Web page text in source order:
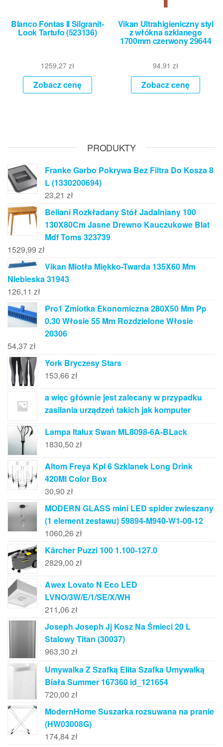
Blanco Fontas II Silgranit-
Look Tartufo (523136)
1259,27 zł
Zobacz cenę
Vikan Ultrahigieniczny styl
z włókna szklanego
1700mm czerwony 29644
94,91zł
Zobacz cenę
PRODUKTY
Franke Garbo Pokrywa Bez Filtra Do Kosza 8
L (1330200694)
23,21 zł
Beliani Rozkładany Stół Jadalniany 100
130X80Cm Jasne Drewno Kauczukowe Blat
Mdf Toms 323739
1529,99 zł
Vikan Miotła Miękko-Twarda 135X60 Mm
Niebieska 31943
126,11 zł
Pro1 Zmiotka Ekonomiczna 280X50 Mm Pp
0.30 Włosie 55 Mm Rozdzielone Włosie
20306
54,37zł
York Bryczesy Stars
153,66 zł
a więc głównie jest zalecany w przypadku
zasilania urządzeń takich jak komputer
Lampa Italux Swan ML8098-6A-BLack
1830,50 zł
Altom Freya Kpl 6 Szklanek Long Drink
420Ml Color Box
30,90 zł
MODERN GLASS mini LED spider zwieszany
(1 element zestawu) 59894-M940-W1-00-12
1060,26 zł
Kärcher Puzzi 100 1.100-127.0
2829,00 zł
Awex Lovato N Eco LED
LVNO/3W/E/1/SE/X/WH
211,06 zł
Joseph Joseph Jj Kosz Na Śmieci 20 L
Stalowy Titan (30037)
963,30 zł
Umywalka Z Szafką Elita Szafka Umywalką
Biała Summer 167360 id_121654
720,00 zł
ModernHome Suszarka rozsuwana na pranie
(HW03008G)
174,84zł